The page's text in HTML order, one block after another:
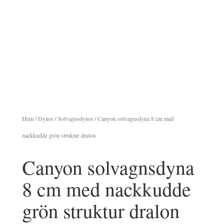
Hem/Dynor/Solvagnsdynor/ Canyon solvagnsdyna 8 cm med
nackkudde grön struktur dralon
Canyon solvagnsdyna
8 cm med nackkudde
grön struktur dralon